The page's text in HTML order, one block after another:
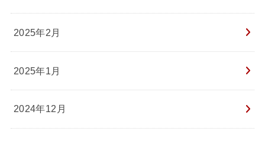
2025年2月
2025年1月
2024年12月